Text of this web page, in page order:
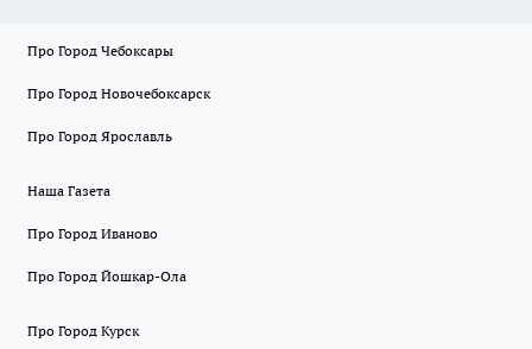
Про Город Чебоксары
Про Город Новочебоксарск
Про Город Ярославль
Наша Газета
Про Город Иваново
Про Город Йошкар-Ола
Про Город Курск